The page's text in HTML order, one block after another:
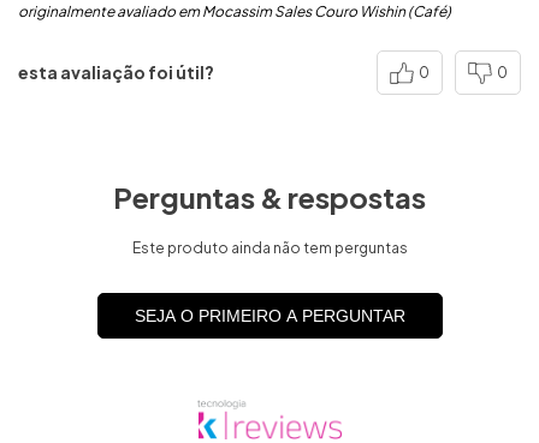
originalmente avaliado em Mocassim Sales Couro Wishin (Café)
esta avaliação foi útil? 0 0
Perguntas & respostas
Este produto ainda não tem perguntas
SEJA O PRIMEIRO A PERGUNTAR